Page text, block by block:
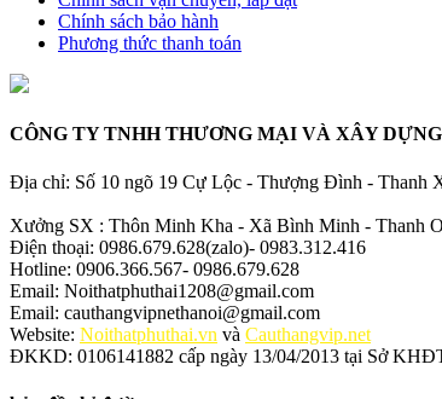
Chính sách bảo hành
Phương thức thanh toán
CÔNG TY TNHH THƯƠNG MẠI VÀ XÂY
Địa chỉ: Số 10 ngõ 19 Cự Lộc - Thượng Đình - Thanh
Xưởng SX : Thôn Minh Kha - Xã Bình Minh - Thanh
Điện thoại: 0986.679.628(zalo)- 0983.312.416
Hotline: 0906.366.567- 0986.679.628
Email: Noithatphuthai1208@gmail.com
Email: cauthangvipnethanoi@gmail.com
Website: Noithatphuthai.vn và Cauthangvip.net
ĐKKD: 0106141882 cấp ngày 13/04/2013 tại Sở